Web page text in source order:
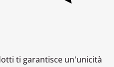
ti garantisce un'unicità